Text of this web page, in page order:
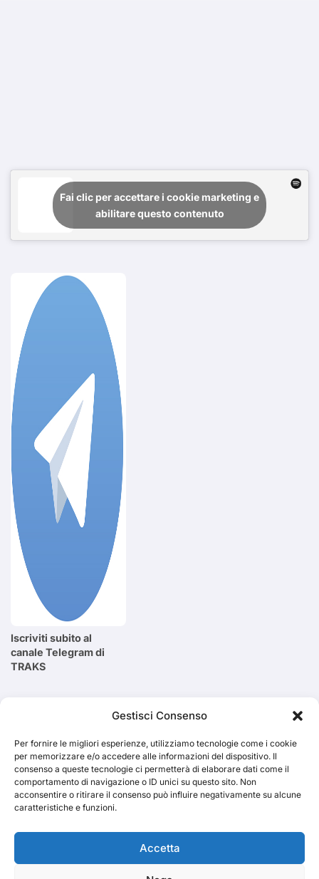
Gestisci Consenso
Per fornire le migliori esperienze, utilizziamo tecnologie come i cookie
per memorizzare e/o accedere alle informazioni del dispositivo. Il
consenso a queste tecnologie ci permetterà di elaborare dati come il
comportamento di navigazione o ID unici su questo sito. Non
acconsentire o ritirare il consenso può influire negativamente su alcune
caratteristiche e funzioni.
Accetta
Fai clic per accettare i cookie marketing e
abilitare questo contenuto
Iscriviti subito al
canale Telegram di
TRAKS
Cerca
TRAKS